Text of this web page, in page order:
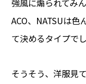
強風に煽られてみ
ACO、NATSUは色
て決めるタイプで
そうそう、洋服見